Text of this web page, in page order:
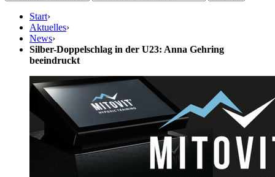
Start›
Aktuelles›
News›
Silber-Doppelschlag in der U23: Anna Gehring
beeindruckt